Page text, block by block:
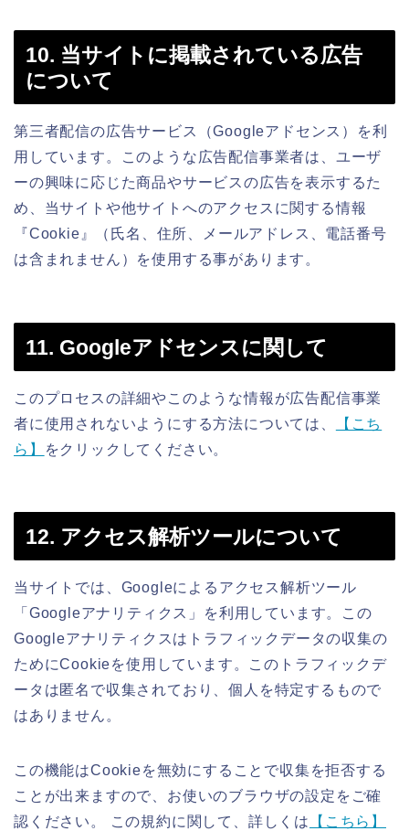
10. 当サイトに掲載されている広告
について
第三者配信の広告サービス（Googleアドセンス）を利
用しています。このような広告配信事業者は、ユーザ
ーの興味に応じた商品やサービスの広告を表示するた
め、当サイトや他サイトへのアクセスに関する情報
『Cookie』（氏名、住所、メールアドレス、電話番号
は含まれません）を使用する事があります。
11. Googleアドセンスに関して
このプロセスの詳細やこのような情報が広告配信事業
者に使用されないようにする方法については、
【こち
ら】
をクリックしてください。
12. アクセス解析ツールについて
当サイトでは、Googleによるアクセス解析ツール
「Googleアナリティクス」を利用しています。この
Googleアナリティクスはトラフィックデータの収集の
ためにCookieを使用しています。このトラフィックデ
ータは匿名で収集されており、個人を特定するもので
はありません。
この機能はCookieを無効にすることで収集を拒否する
ことが出来ますので、お使いのブラウザの設定をご確
認ください。 この規約に関して、詳しくは
【こちら】